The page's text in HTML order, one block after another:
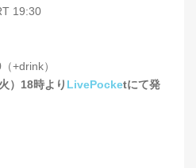
19:30
+drink）
）18時より LivePocketにて発